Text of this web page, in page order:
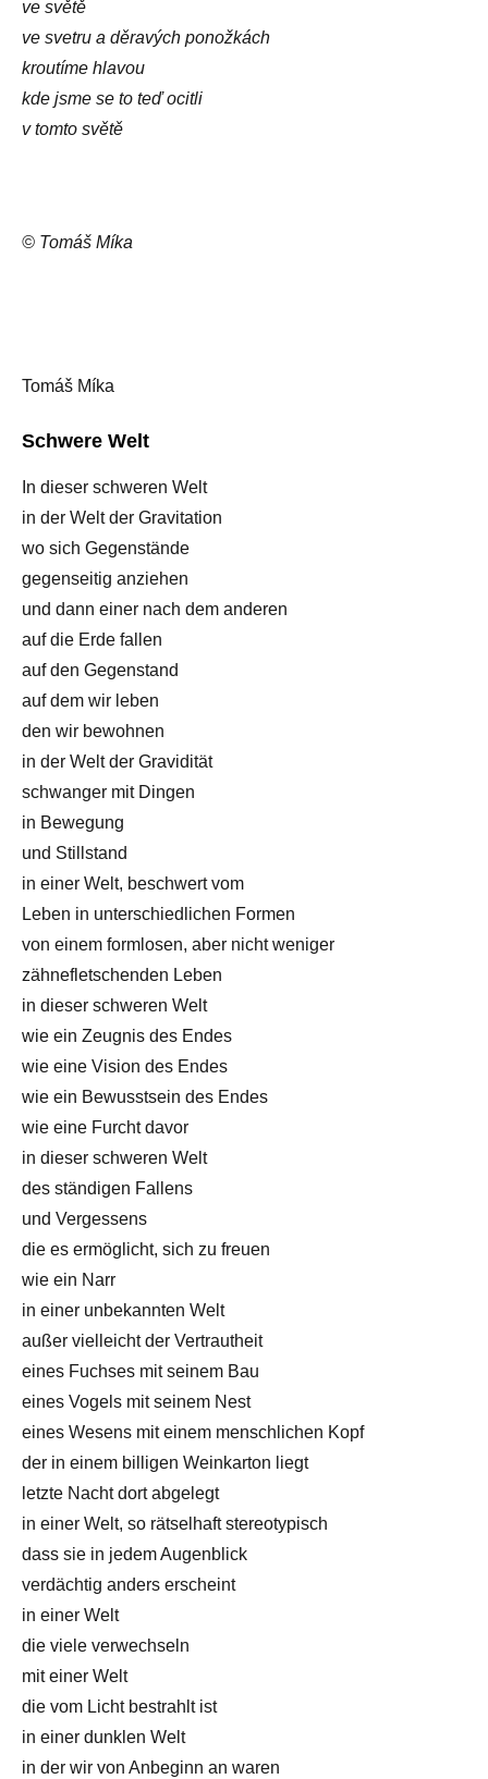
ve světě
ve svetru a děravých ponožkách
kroutíme hlavou
kde jsme se to teď ocitli
v tomto světě
© Tomáš Míka
Tomáš Míka
Schwere Welt
In dieser schweren Welt
in der Welt der Gravitation
wo sich Gegenstände
gegenseitig anziehen
und dann einer nach dem anderen
auf die Erde fallen
auf den Gegenstand
auf dem wir leben
den wir bewohnen
in der Welt der Gravidität
schwanger mit Dingen
in Bewegung
und Stillstand
in einer Welt, beschwert vom
Leben in unterschiedlichen Formen
von einem formlosen, aber nicht weniger
zähnefletschenden Leben
in dieser schweren Welt
wie ein Zeugnis des Endes
wie eine Vision des Endes
wie ein Bewusstsein des Endes
wie eine Furcht davor
in dieser schweren Welt
des ständigen Fallens
und Vergessens
die es ermöglicht, sich zu freuen
wie ein Narr
in einer unbekannten Welt
außer vielleicht der Vertrautheit
eines Fuchses mit seinem Bau
eines Vogels mit seinem Nest
eines Wesens mit einem menschlichen Kopf
der in einem billigen Weinkarton liegt
letzte Nacht dort abgelegt
in einer Welt, so rätselhaft stereotypisch
dass sie in jedem Augenblick
verdächtig anders erscheint
in einer Welt
die viele verwechseln
mit einer Welt
die vom Licht bestrahlt ist
in einer dunklen Welt
in der wir von Anbeginn an waren